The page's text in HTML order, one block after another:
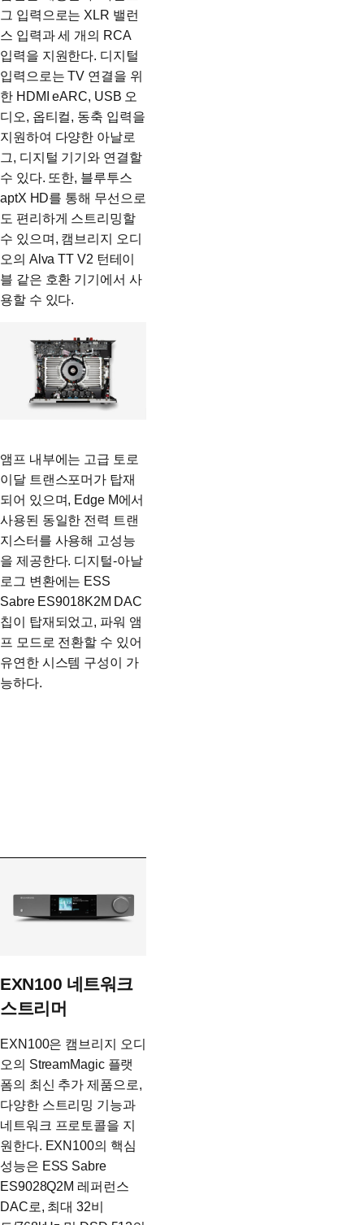
그 입력으로는 XLR 밸런
스 입력과 세 개의 RCA
입력을 지원한다. 디지털
입력으로는 TV 연결을 위
한 HDMI eARC, USB 오
디오, 옵티컬, 동축 입력을
지원하여 다양한 아날로
그, 디지털 기기와 연결할
수 있다. 또한, 블루투스
aptX HD를 통해 무선으로
도 편리하게 스트리밍할
수 있으며, 캠브리지 오디
오의 Alva TT V2 턴테이
블 같은 호환 기기에서 사
용할 수 있다.
앰프 내부에는 고급 토로
이달 트랜스포머가 탑재
되어 있으며, Edge M에서
사용된 동일한 전력 트랜
지스터를 사용해 고성능
을 제공한다. 디지털-아날
로그 변환에는 ESS
Sabre ES9018K2M DAC
칩이 탑재되었고, 파워 앰
프 모드로 전환할 수 있어
유연한 시스템 구성이 가
능하다.
EXN100 네트워크
스트리머
EXN100은 캠브리지 오디
오의 StreamMagic 플랫
폼의 최신 추가 제품으로,
다양한 스트리밍 기능과
네트워크 프로토콜을 지
원한다. EXN100의 핵심
성능은 ESS Sabre
ES9028Q2M 레퍼런스
DAC로, 최대 32비